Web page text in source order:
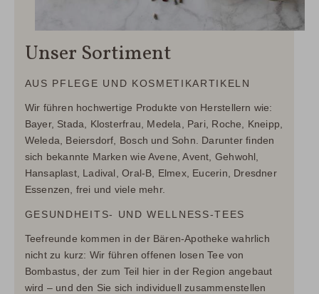
Unser Sortiment
AUS PFLEGE UND KOSMETIKARTIKELN
Wir führen hochwertige Produkte von Herstellern wie:
Bayer, Stada, Klosterfrau, Medela, Pari, Roche, Kneipp,
Weleda, Beiersdorf, Bosch und Sohn. Darunter finden
sich bekannte Marken wie Avene, Avent, Gehwohl,
Hansaplast, Ladival, Oral-B, Elmex, Eucerin, Dresdner
Essenzen, frei und viele mehr.
GESUNDHEITS- UND WELLNESS-TEES
Teefreunde kommen in der Bären-Apotheke wahrlich
nicht zu kurz: Wir führen offenen losen Tee von
Bombastus, der zum Teil hier in der Region angebaut
wird ­– und den Sie sich individuell zusammenstellen